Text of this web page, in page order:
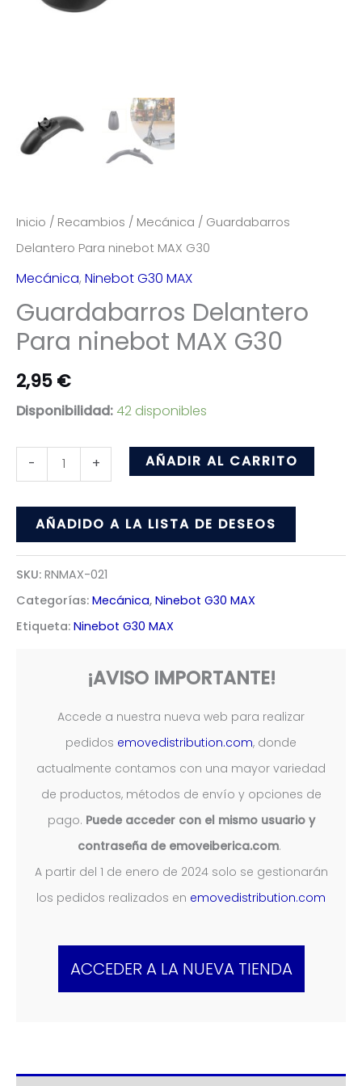
Inicio / Recambios / Mecánica / Guardabarros
Delantero Para ninebot MAX G30
Mecánica, Ninebot G30 MAX
Guardabarros Delantero
Para ninebot MAX G30
2,95 €
Disponibilidad: 42 disponibles
-
Guardabarros
Delantero
Para
MAX
cantidad
+ AÑADIR AL CARRITO
AÑADIDO A LA LISTA DE DESEOS
SKU: RNMAX-021
Categorías: Mecánica, Ninebot G30 MAX
Etiqueta: Ninebot G30 MAX
¡AVISO IMPORTANTE!
Accede a nuestra nueva web para realizar
pedidos emovedistribution.com, donde
actualmente contamos con una mayor variedad
de productos, métodos de envío y opciones de
pago. Puede acceder con el mismo usuario y
contraseña de emoveiberica.com.
A partir del 1 de enero de 2024 solo se gestionarán
los pedidos realizados en emovedistribution.com
ACCEDER A LA NUEVA TIENDA